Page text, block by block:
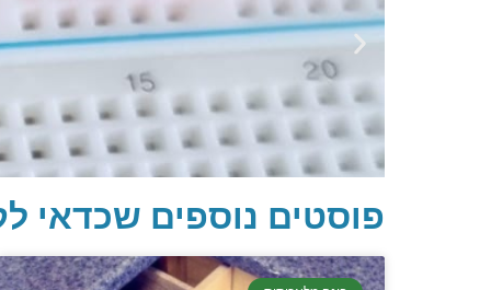
פוסטים נוספים שכדאי